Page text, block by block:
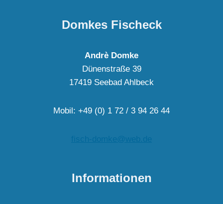
Domkes Fischeck
Andrè Domke
Dünenstraße 39
17419 Seebad Ahlbeck
Mobil: +49 (0) 1 72 / 3 94 26 44
fisch-domke@web.de
Informationen